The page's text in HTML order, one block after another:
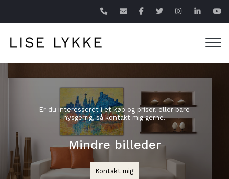
Er du interesseret i et køb og priser, eller bare
nysgerrig, så kontakt mig gerne.
Mindre billeder
Kontakt mig